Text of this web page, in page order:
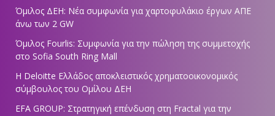
Όμιλος ΔΕΗ: Νέα συμφωνία για χαρτοφυλάκιο έργων ΑΠΕ
άνω των 2 GW
Όμιλος Fourlis: Συμφωνία για την πώληση της συμμετοχής
στο Sofia South Ring Mall
Η Deloitte Ελλάδος αποκλειστικός χρηματοοικονομικός
σύμβουλος του Ομίλου ΔΕΗ
EFA GROUP: Στρατηγική επένδυση στη Fractal για την